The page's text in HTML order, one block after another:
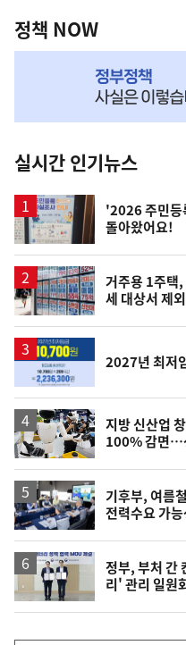
책
NOW,
뉴
스
정책 NOW
실시간 인기뉴스
'2026 주민등
돌아왔어요!
거주용 1주택
세 대상서 제외
2027년 최저
지방 신산업
100% 감면…
기후부, 여름
전력수요 가능
정부, 부처 간
리' 관리 일원